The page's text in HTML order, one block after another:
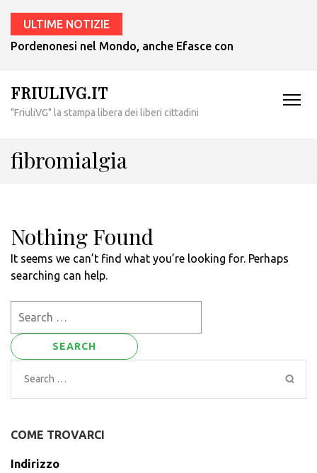
ULTIME NOTIZIE
Pordenonesi nel Mondo, anche Efasce con il presidente
FRIULIVG.IT
"FriuliVG" la stampa libera dei liberi cittadini
fibromialgia
Nothing Found
It seems we can’t find what you’re looking for. Perhaps
searching can help.
Search
for:
COME TROVARCI
Indirizzo